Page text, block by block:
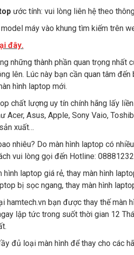
ước tính: vui lòng liên hệ theo
máy vào khung tìm kiếm trên
đây.
những thành phần quan trọng
lên. Lúc này bạn cần quan tâm
hình laptop mới.
chất lượng uy tín chính hãng lấy
Acer, Asus, Apple, Sony Vaio,
xuất…
nhiêu? Do màn hình laptop có
vui lòng gọi đến Hotline:
hình laptop giá rẻ, thay màn hình
bị sọc ngang, thay màn hình
hamtech.vn bạn được thay thế màn
lập tức trong suốt thời gian 12
đủ loại màn hình để thay cho các